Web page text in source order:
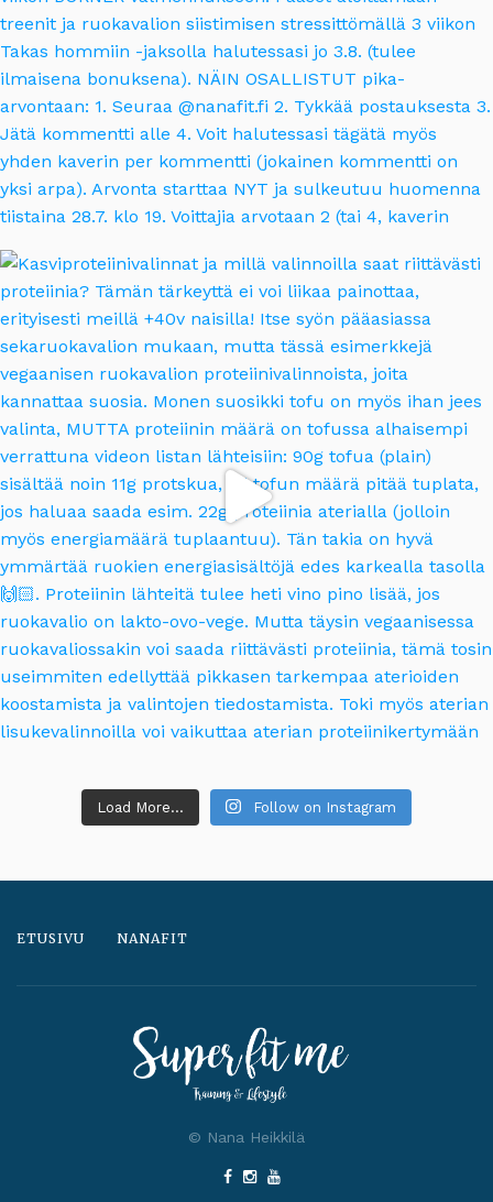
Load More... Follow on Instagram
ETUSIVU NANAFIT
© Nana Heikkilä